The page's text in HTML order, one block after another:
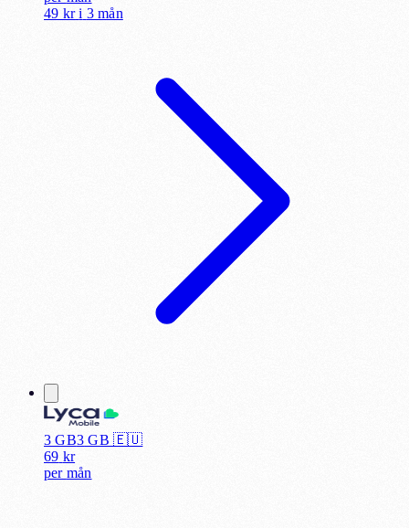
49 kr i 3 mån
3 GB3 GB 🇪🇺
69 kr
per mån